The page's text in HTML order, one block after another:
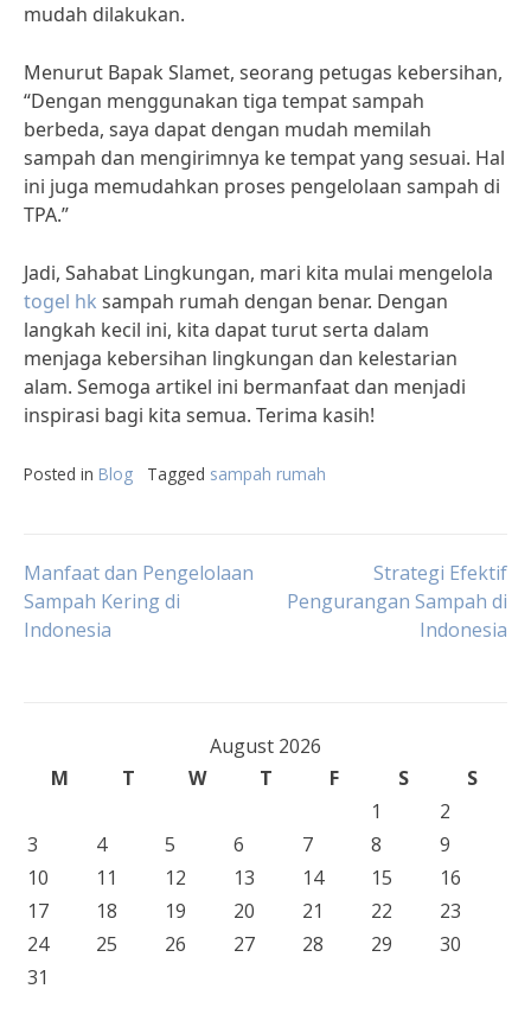
mudah dilakukan.
Menurut Bapak Slamet, seorang petugas kebersihan,
“Dengan menggunakan tiga tempat sampah
berbeda, saya dapat dengan mudah memilah
sampah dan mengirimnya ke tempat yang sesuai. Hal
ini juga memudahkan proses pengelolaan sampah di
TPA.”
Jadi, Sahabat Lingkungan, mari kita mulai mengelola
togel hk sampah rumah dengan benar. Dengan
langkah kecil ini, kita dapat turut serta dalam
menjaga kebersihan lingkungan dan kelestarian
alam. Semoga artikel ini bermanfaat dan menjadi
inspirasi bagi kita semua. Terima kasih!
Posted in Blog Tagged sampah rumah
Post
navigation
Manfaat dan Pengelolaan
Sampah Kering di
Indonesia
Strategi Efektif
Pengurangan Sampah di
Indonesia
August 2026
M
T W T F S
S
1
2
3
4 5 6 7 8
9
10
11 12 13 14 15
16
17
18 19 20 21 22
23
24
25 26 27 28 29
30
31